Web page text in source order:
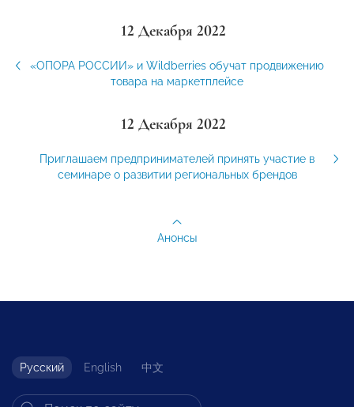
12 Декабря 2022
«ОПОРА РОССИИ» и Wildberries обучат продвижению
товара на маркетплейсе
12 Декабря 2022
Приглашаем предпринимателей принять участие в
семинаре о развитии региональных брендов
Анонсы
Русский English 中文